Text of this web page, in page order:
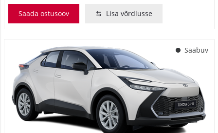
Saada ostusoov Lisa võrdlusse
Saabuv